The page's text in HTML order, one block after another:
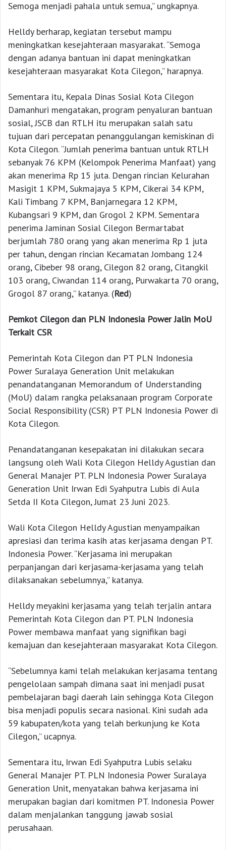
Semoga menjadi pahala untuk semua,” ungkapnya.
Helldy berharap, kegiatan tersebut mampu
meningkatkan kesejahteraan masyarakat. “Semoga
dengan adanya bantuan ini dapat meningkatkan
kesejahteraan masyarakat Kota Cilegon,” harapnya.
Sementara itu, Kepala Dinas Sosial Kota Cilegon
Damanhuri mengatakan, program penyaluran bantuan
sosial, JSCB dan RTLH itu merupakan salah satu
tujuan dari percepatan penanggulangan kemiskinan di
Kota Cilegon. “Jumlah penerima bantuan untuk RTLH
sebanyak 76 KPM (Kelompok Penerima Manfaat) yang
akan menerima Rp 15 juta. Dengan rincian Kelurahan
Masigit 1 KPM, Sukmajaya 5 KPM, Cikerai 34 KPM,
Kali Timbang 7 KPM, Banjarnegara 12 KPM,
Kubangsari 9 KPM, dan Grogol 2 KPM. Sementara
penerima Jaminan Sosial Cilegon Bermartabat
berjumlah 780 orang yang akan menerima Rp 1 juta
per tahun, dengan rincian Kecamatan Jombang 124
orang, Cibeber 98 orang, Cilegon 82 orang, Citangkil
103 orang, Ciwandan 114 orang, Purwakarta 70 orang,
Grogol 87 orang,” katanya. (Red)
Pemkot Cilegon dan PLN Indonesia Power Jalin MoU
Terkait CSR
Pemerintah Kota Cilegon dan PT PLN Indonesia
Power Suralaya Generation Unit melakukan
penandatanganan Memorandum of Understanding
(MoU) dalam rangka pelaksanaan program Corporate
Social Responsibility (CSR) PT PLN Indonesia Power di
Kota Cilegon.
Penandatanganan kesepakatan ini dilakukan secara
langsung oleh Wali Kota Cilegon Helldy Agustian dan
General Manajer PT. PLN Indonesia Power Suralaya
Generation Unit Irwan Edi Syahputra Lubis di Aula
Setda II Kota Cilegon, Jumat 23 Juni 2023.
Wali Kota Cilegon Helldy Agustian menyampaikan
apresiasi dan terima kasih atas kerjasama dengan PT.
Indonesia Power. “Kerjasama ini merupakan
perpanjangan dari kerjasama-kerjasama yang telah
dilaksanakan sebelumnya,” katanya.
Helldy meyakini kerjasama yang telah terjalin antara
Pemerintah Kota Cilegon dan PT. PLN Indonesia
Power membawa manfaat yang signifikan bagi
kemajuan dan kesejahteraan masyarakat Kota Cilegon.
“Sebelumnya kami telah melakukan kerjasama tentang
pengelolaan sampah dimana saat ini menjadi pusat
pembelajaran bagi daerah lain sehingga Kota Cilegon
bisa menjadi populis secara nasional. Kini sudah ada
59 kabupaten/kota yang telah berkunjung ke Kota
Cilegon,” ucapnya.
Sementara itu, Irwan Edi Syahputra Lubis selaku
General Manajer PT. PLN Indonesia Power Suralaya
Generation Unit, menyatakan bahwa kerjasama ini
merupakan bagian dari komitmen PT. Indonesia Power
dalam menjalankan tanggung jawab sosial
perusahaan.